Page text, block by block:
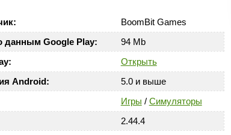
BoomBit Games
данным Google Play:
94 Mb
Открыть
Android:
5.0 и выше
Игры / Симуляторы
2.44.4